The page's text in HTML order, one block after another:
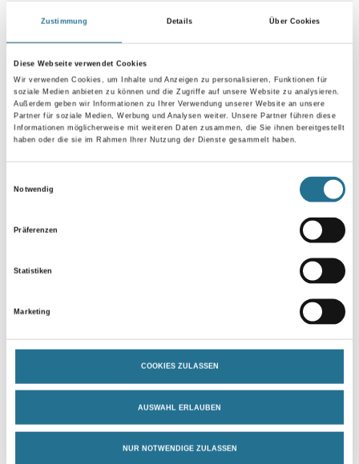
Zustimmung Details Über Cookies
Diese Webseite verwendet Cookies
Wir verwenden Cookies, um Inhalte und Anzeigen zu personalisieren, Funktionen für
soziale Medien anbieten zu können und die Zugriffe auf unsere Website zu analysieren.
Außerdem geben wir Informationen zu Ihrer Verwendung unserer Website an unsere
Partner für soziale Medien, Werbung und Analysen weiter. Unsere Partner führen diese
Informationen möglicherweise mit weiteren Daten zusammen, die Sie ihnen bereitgestellt
haben oder die sie im Rahmen Ihrer Nutzung der Dienste gesammelt haben.
Notwendig
Präferenzen
Statistiken
Marketing
COOKIES ZULASSEN
AUSWAHL ERLAUBEN
NUR NOTWENDIGE ZULASSEN
Umrechnungsfaktoren
- Zur Verlegung von PVC- und CV-Belägen
- Sehr emissionsarm
Achtung